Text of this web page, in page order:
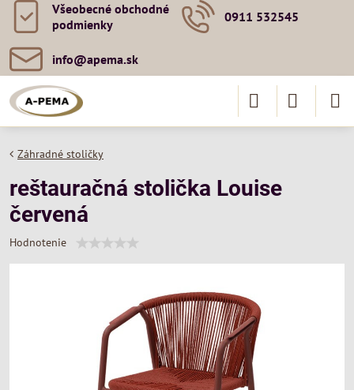
Všeobecné obchodné
podmienky
0911 532545
info​@apema​.sk
Záhradné stoličky
reštauračná stolička Louise
červená
Hodnotenie